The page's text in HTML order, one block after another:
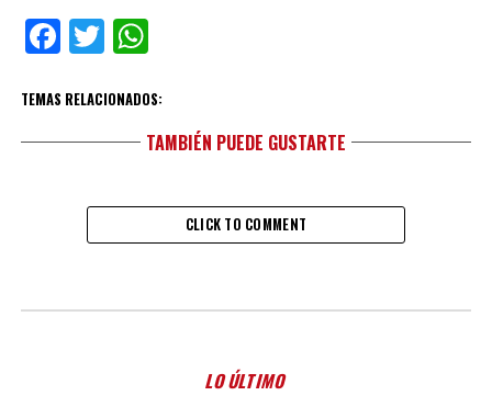
Facebook
TwitterWhatsApp
TEMAS RELACIONADOS:
TAMBIÉN PUEDE GUSTARTE
CLICK TO COMMENT
LO ÚLTIMO